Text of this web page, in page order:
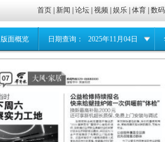
首页 |新闻 |论坛 |视频 |娱乐 |体育 |数码
版面概览 日期查询： 2025年11月04日